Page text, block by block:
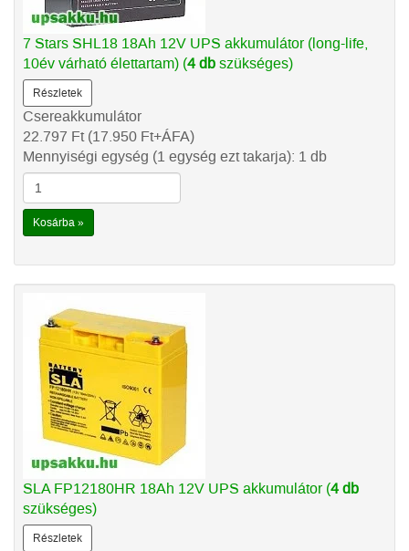
7 Stars SHL18 18Ah 12V UPS akkumulátor (long-life,
10év várható élettartam) (4 dbszükséges)
Részletek
Csereakkumulátor
22.797 Ft(17.950 Ft+ÁFA)
Mennyiségi egység (1 egység ezt takarja): 1 db
Kosárba »
SLA FP12180HR 18Ah 12V UPS akkumulátor (4 db
szükséges)
Részletek